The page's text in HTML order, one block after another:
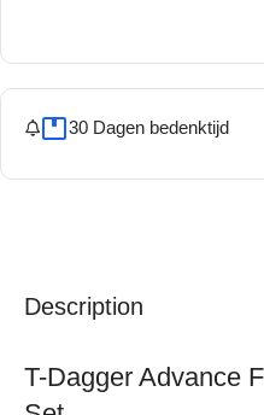
30 Dagen bedenktijd
Description
T-Dagger Advance